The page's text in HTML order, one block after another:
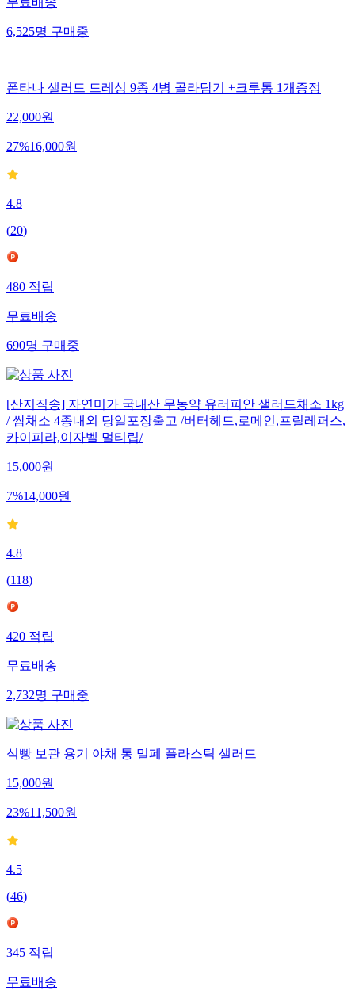
무료배송
6,525명구매중
폰타나 샐러드 드레싱 9종 4병 골라담기 +크루통 1개증정
22,000원
27%16,000원
4.8
(20)
480적립
무료배송
690명구매중
[산지직송] 자연미가 국내산 무농약 유러피안 샐러드채소 1kg
/ 쌈채소 4종내외 당일포장출고 /버터헤드,로메인,프릴레퍼스,
카이피라,이자벨 멀티립/
15,000원
7%14,000원
4.8
(118)
420적립
무료배송
2,732명구매중
식빵 보관 용기 야채 통 밀폐 플라스틱 샐러드
15,000원
23%11,500원
4.5
(46)
345적립
무료배송